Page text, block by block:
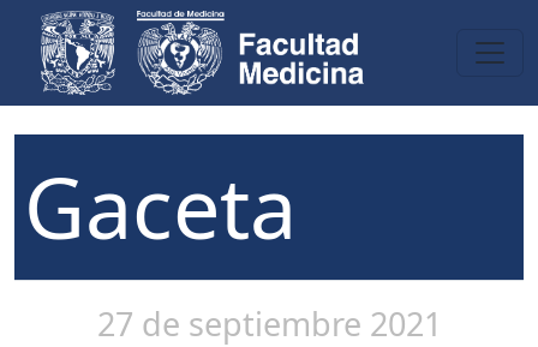
Gaceta
27 de septiembre 2021